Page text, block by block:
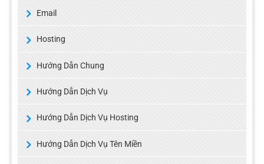
Email
Hosting
Hướng Dẫn Chung
Hướng Dẫn Dịch Vụ
Hướng Dẫn Dịch Vụ Hosting
Hướng Dẫn Dịch Vụ Tên Miền